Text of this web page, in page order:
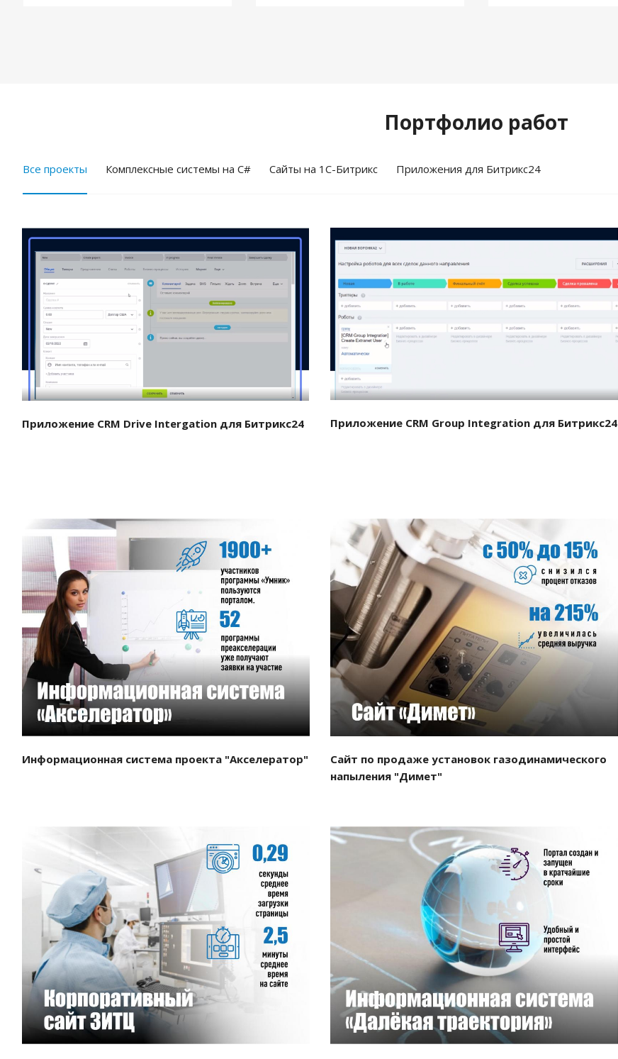
Портфолио работ
Все проекты Комплексные системы на C# Cайты на 1С-Битрикс Приложения для Битрикс24
Смотреть проект
Приложение CRM Drive Intergation для Битрикс24 Приложение CRM Group Integration для Битрикс24
Смотреть проект
Информационная система проекта "Акселератор"
Смотреть проект
Сайт по продаже установок газодинамического
напыления "Димет"
Смотреть проект Смотреть проект